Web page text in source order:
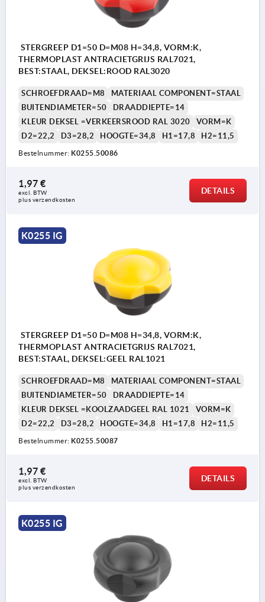
STERGREEP D1=50 D=M08 H=34,8, VORM:K,
THERMOPLAST ANTRACIETGRIJS RAL7021,
BEST:STAAL, DEKSEL:ROOD RAL3020
SCHROEFDRAAD=M8
MATERIAAL COMPONENT=STAAL
BUITENDIAMETER=50
DRAADDIEPTE=14
KLEUR DEKSEL =VERKEERSROOD RAL 3020
VORM=K
D2=22,2
D3=28,2 HOOGTE=34,8 H1=17,8 H2=11,5
Bestelnummer: K0255.50086
1,97 €
excl. BTW
plus verzendkosten
DETAILS
K0255 IG
STERGREEP D1=50 D=M08 H=34,8, VORM:K,
THERMOPLAST ANTRACIETGRIJS RAL7021,
BEST:STAAL, DEKSEL:GEEL RAL1021
SCHROEFDRAAD=M8
MATERIAAL COMPONENT=STAAL
BUITENDIAMETER=50
DRAADDIEPTE=14
KLEUR DEKSEL =KOOLZAADGEEL RAL 1021
VORM=K
D2=22,2
D3=28,2 HOOGTE=34,8 H1=17,8 H2=11,5
Bestelnummer: K0255.50087
1,97 €
excl. BTW
plus verzendkosten
DETAILS
K0255 IG